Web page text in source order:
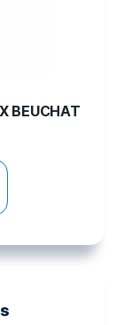
BEUCHAT